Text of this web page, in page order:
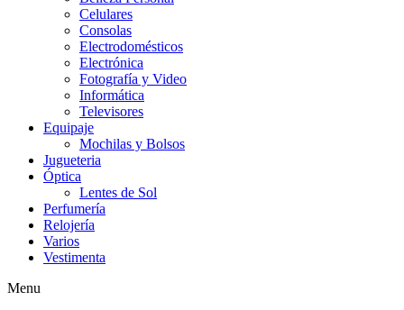
Celulares
Consolas
Electrodomésticos
Electrónica
Fotografía y Video
Informática
Televisores
Equipaje
Mochilas y Bolsos
Jugueteria
Óptica
Lentes de Sol
Perfumería
Relojería
Varios
Vestimenta
Menu